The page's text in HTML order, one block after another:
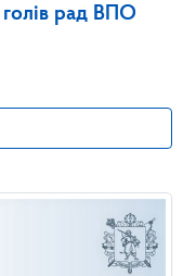
голів рад ВПО